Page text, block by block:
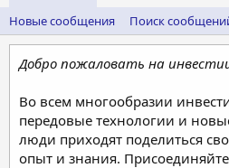
Новые сообщения Поиск
Добро пожаловать на
Во всем многообразии
передовые технологии и
люди приходят поделиться
опыт и знания.